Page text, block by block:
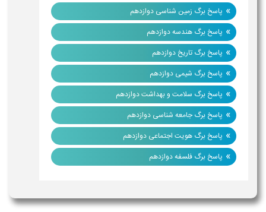
» پاسخ برگ زمین شناسی دوازدهم
» پاسخ برگ هندسه دوازدهم
» پاسخ برگ تاریخ دوازدهم
» پاسخ برگ شیمی دوازدهم
» پاسخ برگ سلامت و بهداشت دوازدهم
» پاسخ برگ جامعه شناسی دوازدهم
» پاسخ برگ هویت اجتماعی دوازدهم
» پاسخ برگ فلسفه دوازدهم